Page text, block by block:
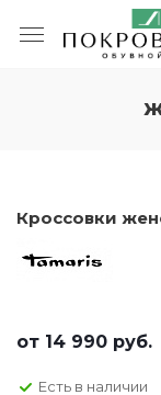
Кроссовки
от 14 990 руб.
Есть в наличии